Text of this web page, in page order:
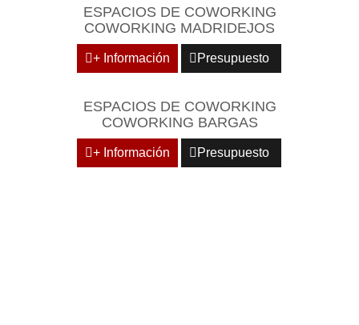
ESPACIOS DE COWORKING
COWORKING MADRIDEJOS
+ Información Presupuesto
ESPACIOS DE COWORKING
COWORKING BARGAS
+ Información Presupuesto